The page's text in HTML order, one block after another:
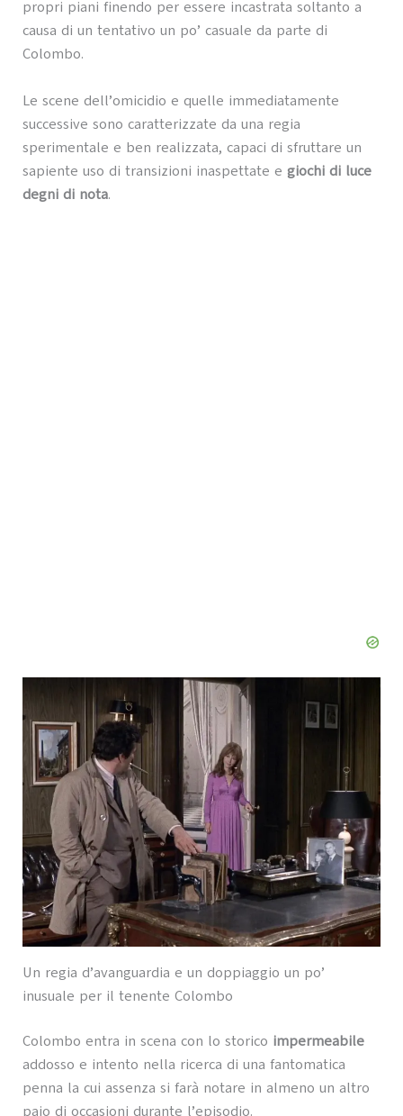
propri piani finendo per essere incastrata soltanto a
causa di un tentativo un po’ casuale da parte di
Colombo.
Le scene dell’omicidio e quelle immediatamente
successive sono caratterizzate da una regia
sperimentale e ben realizzata, capaci di sfruttare un
sapiente uso di transizioni inaspettate e giochi di luce
degni di nota.
Un regia d’avanguardia e un doppiaggio un po’
inusuale per il tenente Colombo
Colombo entra in scena con lo storico impermeabile
addosso e intento nella ricerca di una fantomatica
penna la cui assenza si farà notare in almeno un altro
paio di occasioni durante l’episodio.